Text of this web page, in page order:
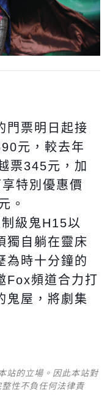
門票明日起接
元，較去年
票345元，加
特別優惠價
。
級鬼H15以
獨自躺在靈床
為時十分鐘的
Fox頻道合力打
鬼屋，將劇集
站的立場。因此本站對
性不負任何法律責